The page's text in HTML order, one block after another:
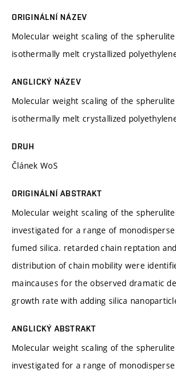
ORIGINÁLNÍ NÁZEV
Molecular weight scaling of the
isothermally melt crystallized
ANGLICKÝ NÁZEV
Molecular weight scaling of the
isothermally melt crystallized
DRUH
Článek WoS
ORIGINÁLNÍ ABSTRAKT
Molecular weight scaling of the
investigated for a range of
fumed silica. retarded chain reptation
distribution of chain mobility were
maincauses for the observed dramatic
growth rate with adding silica
ANGLICKÝ ABSTRAKT
Molecular weight scaling of the
investigated for a range of